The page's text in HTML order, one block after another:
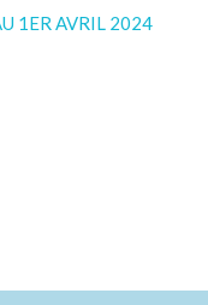
1ER AVRIL 2024